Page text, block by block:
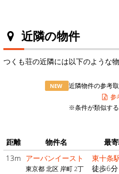
近隣の物件
つくも荘の近隣には以下のような物
NEW
近隣物件の参考
参
※条件が類似す
距離 物件名 最
13m アーバンイースト
東京都 北区 岸町 2丁
東十条
徒歩6分